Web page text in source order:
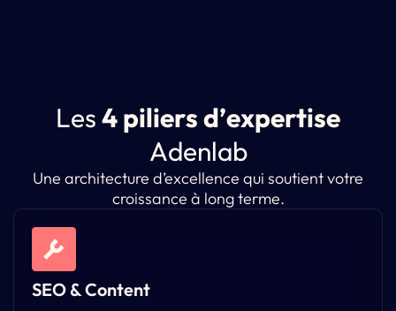
Les4piliersd’expertise
Adenlab
Une architecture d’excellence qui soutient votre
croissance à long terme.
SEO & Content